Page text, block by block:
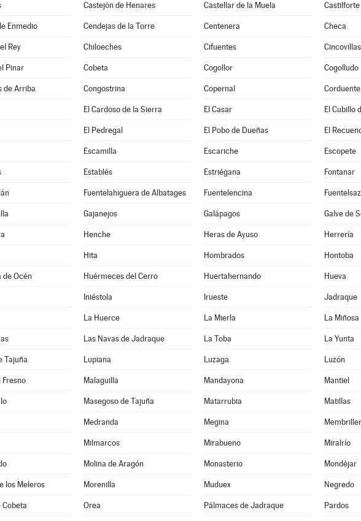
Castejón de Henares Castellar de la Muela Castilforte
Enmedio Cendejas de la Torre Centenera Checa
Rey Chiloeches Cifuentes Cincovillas
Pinar Cobeta Cogollor Cogolludo
de Arriba Congostrina Copernal Corduente
El Cardoso de la Sierra El Casar El Cubillo
El Pedregal El Pobo de Dueñas El
Escamilla Escariche Escopete
Establés Estriégana Fontanar
Fuentelahiguera de Albatages Fuentelencina Fuentelsaz
Gajanejos Galápagos Galve de
Henche Heras de Ayuso Herrería
Hita Hombrados Hontoba
de Océn Huérmeces del Cerro Huertahernando Hueva
Iniéstola Irueste Jadraque
La Huerce La Mierla La Miñosa
Las Navas de Jadraque La Toba La Yunta
Tajuña Lupiana Luzaga Luzón
Fresno Malaguilla Mandayona Mantiel
Masegoso de Tajuña Matarrubia Matillas
Medranda Megina
Milmarcos Mirabueno Miralrío
Molina de Aragón Monasterio Mondéjar
los Meleros Morenilla Muduex Negredo
Cobeta Orea Pálmaces de Jadraque Pardos